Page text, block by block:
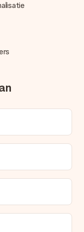
met onze
van een
bestelling. Je
laten afleveren, zo is